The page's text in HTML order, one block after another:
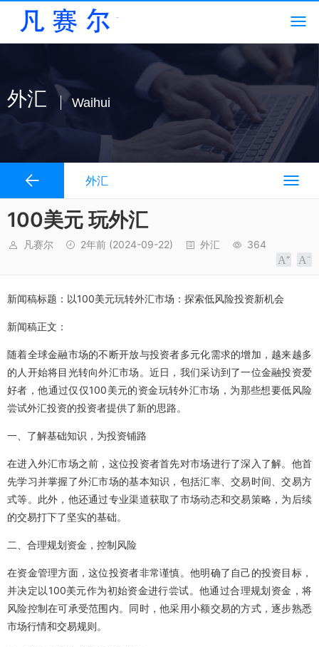
外汇 Waihui
外汇
100美元 玩外汇
凡赛尔 2年前 (2024-09-22) 外汇 364
新闻稿标题：以100美元玩转外汇市场：探索低风险投资新机会
新闻稿正文：
随着全球金融市场的不断开放与投资者多元化需求的增加，越来越多
的人开始将目光转向外汇市场。近日，我们采访到了一位金融投资爱
好者，他通过仅仅100美元的资金玩转外汇市场，为那些想要低风险
尝试外汇投资的投资者提供了新的思路。
一、了解基础知识，为投资铺路
在进入外汇市场之前，这位投资者首先对市场进行了深入了解。他首
先学习并掌握了外汇市场的基本知识，包括汇率、交易时间、交易方
式等。此外，他还通过专业渠道获取了市场动态和交易策略，为后续
的交易打下了坚实的基础。
二、合理规划资金，控制风险
在资金管理方面，这位投资者非常谨慎。他明确了自己的投资目标，
并决定以100美元作为初始资金进行尝试。他通过合理规划资金，将
风险控制在可承受范围内。同时，他采用小额交易的方式，逐步熟悉
市场行情和交易规则。